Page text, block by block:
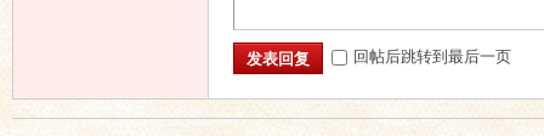
发表回复 回帖后跳转到最后一页